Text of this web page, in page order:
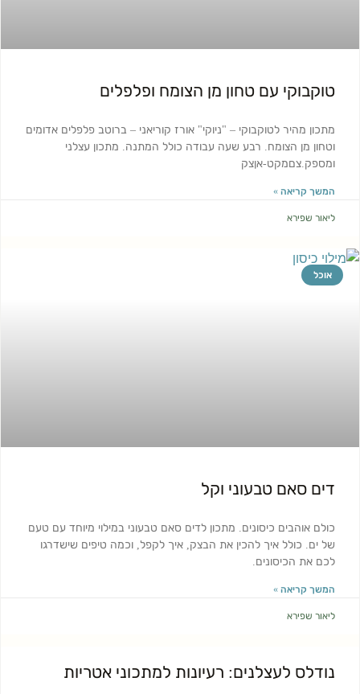
טוקבוקי עם טחון מן הצומח ופלפלים
מתכון מהיר לטוקבוקי – "ניוקי" אורז קוריאני – ברוטב פלפלים אדומים
וטחון מן הצומח. רבע שעה עבודה כולל המתנה. מתכון עצלני
ומספק.צםמקט-אןצק
המשך קריאה »
ליאור שפירא
אוכל
דים סאם טבעוני וקל
כולם אוהבים כיסונים. מתכון לדים סאם טבעוני במילוי מיוחד עם טעם
של ים. כולל איך להכין את הבצק, איך לקפל, וכמה טיפים שישדרגו
לכם את הכיסונים.
המשך קריאה »
ליאור שפירא
נודלס לעצלנים: רעיונות למתכוני אטריות